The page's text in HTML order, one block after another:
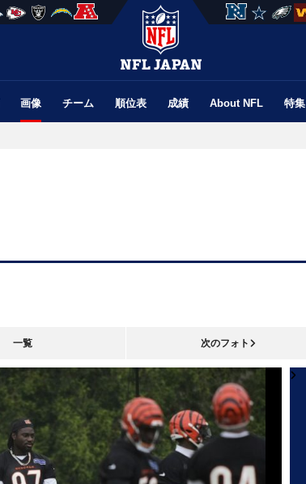
画像 チーム 順位表 成績 About NFL 特集
一覧 次のフォト